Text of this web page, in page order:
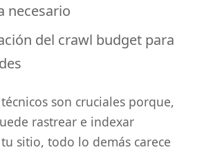
necesario
del crawl budget para
son cruciales porque,
rastrear e indexar
sitio, todo lo demás carece